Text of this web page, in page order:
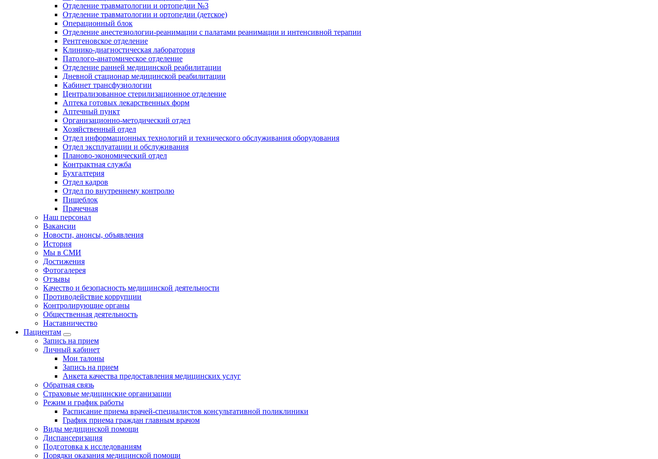
Отделение травматологии и ортопедии №3
Отделение травматологии и ортопедии (детское)
Операционный блок
Отделение анестезиологии-реанимации с палатами реанимации и интенсивной терапии
Рентгеновское отделение
Клинико-диагностическая лаборатория
Патолого-анатомическое отделение
Отделение ранней медицинской реабилитации
Дневной стационар медицинской реабилитации
Кабинет трансфузиологии
Централизованное стерилизационное отделение
Аптека готовых лекарственных форм
Аптечный пункт
Организационно-методический отдел
Хозяйственный отдел
Отдел информационных технологий и технического обслуживания оборудования
Отдел эксплуатации и обслуживания
Планово-экономический отдел
Контрактная служба
Бухгалтерия
Отдел кадров
Отдел по внутреннему контролю
Пищеблок
Прачечная
Наш персонал
Вакансии
Новости, анонсы, объявления
История
Мы в СМИ
Достижения
Фотогалерея
Отзывы
Качество и безопасность медицинской деятельности
Противодействие коррупции
Контролирующие органы
Общественная деятельность
Наставничество
Пациентам
Запись на прием
Личный кабинет
Мои талоны
Запись на прием
Анкета качества предоставления медицинских услуг
Обратная связь
Страховые медицинские организации
Режим и график работы
Расписание приема врачей-специалистов консультативной поликлиники
График приема граждан главным врачом
Виды медицинской помощи
Диспансеризация
Подготовка к исследованиям
Порядки оказания медицинской помощи